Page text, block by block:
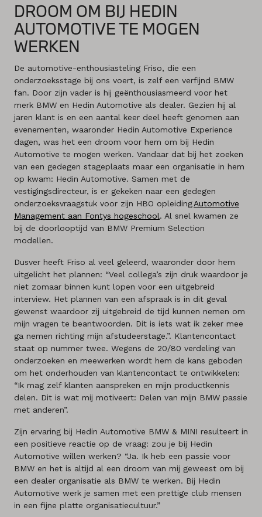
DROOM OM BIJ HEDIN
AUTOMOTIVE TE MOGEN
WERKEN
De automotive-enthousiasteling Friso, die een
onderzoeksstage bij ons voert, is zelf een verfijnd BMW
fan. Door zijn vader is hij geënthousiasmeerd voor het
merk BMW en Hedin Automotive als dealer. Gezien hij al
jaren klant is en een aantal keer deel heeft genomen aan
evenementen, waaronder Hedin Automotive Experience
dagen, was het een droom voor hem om bij Hedin
Automotive te mogen werken. Vandaar dat bij het zoeken
van een gedegen stageplaats maar een organisatie in hem
op kwam: Hedin Automotive. Samen met de
vestigingsdirecteur, is er gekeken naar een gedegen
onderzoeksvraagstuk voor zijn HBO opleidingAutomotive
Management aan Fontys hogeschool. Al snel kwamen ze
bij de doorlooptijd van BMW Premium Selection
modellen.
Dusver heeft Friso al veel geleerd, waaronder door hem
uitgelicht het plannen: “Veel collega’s zijn druk waardoor je
niet zomaar binnen kunt lopen voor een uitgebreid
interview. Het plannen van een afspraak is in dit geval
gewenst waardoor zij uitgebreid de tijd kunnen nemen om
mijn vragen te beantwoorden. Dit is iets wat ik zeker mee
ga nemen richting mijn afstudeerstage.”. Klantencontact
staat op nummer twee. Wegens de 20/80 verdeling van
onderzoeken en meewerken wordt hem de kans geboden
om het onderhouden van klantencontact te ontwikkelen:
“Ik mag zelf klanten aanspreken en mijn productkennis
delen. Dit is wat mij motiveert: Delen van mijn BMW passie
met anderen”.
Zijn ervaring bij Hedin Automotive BMW & MINI resulteert in
een positieve reactie op de vraag: zou je bij Hedin
Automotive willen werken? “Ja. Ik heb een passie voor
BMW en het is altijd al een droom van mij geweest om bij
een dealer organisatie als BMW te werken. Bij Hedin
Automotive werk je samen met een prettige club mensen
in een fijne platte organisatiecultuur.”